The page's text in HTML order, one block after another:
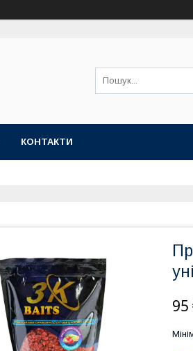
КОНТАКТИ
95